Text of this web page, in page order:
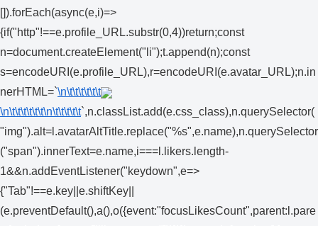
[]).forEach(async(e,i)=>
{if("http"!==e.profile_URL.substr(0,4))return;const
n=document.createElement("li");t.append(n);const
s=encodeURI(e.profile_URL),r=encodeURI(e.avatar_URL);n.in
nerHTML=`\n\t\t\t\t\t\t
\n\t\t\t\t\t\t\n\t\t\t\t\t`,n.classList.add(e.css_class),n.querySelector(
"img").alt=l.avatarAltTitle.replace("%s",e.name),n.querySelector
("span").innerText=e.name,i===l.likers.length-
1&&n.addEventListener("keydown",e=>
{"Tab"!==e.key||e.shiftKey||
(e.preventDefault(),a(),o({event:"focusLikesCount",parent:l.pare